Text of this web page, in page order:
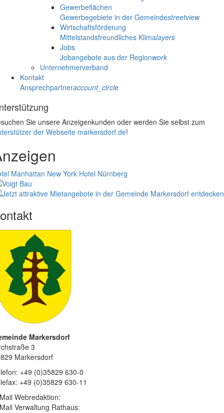
Gewerbeflächen
Gewerbegebiete in der Gemeindestreetview
Wirtschaftsförderung
Mittelstandsfreundliches Klimalayers
Jobs
Jobangebote aus der Regionwork
Unternehmerverband
Kontakt
Ansprechpartneraccount_circle
Sie unsere Anzeigenkunden oder werden Sie selbst zum
der Webseite markersdorf.de!
Manhattan New York Hotel Nürnberg
Markersdorf
3
Markersdorf
+49 (0)35829 630-0
+49 (0)35829 630-11
Webredaktion:
Verwaltung Rathaus: